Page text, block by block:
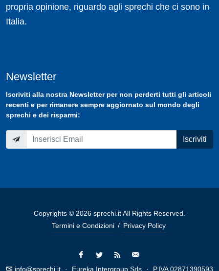
propria opinione, riguardo agli sprechi che ci sono in
Italia.
Newsletter
Iscriviti alla nostra Newsletterper non perderti tutti gli articoli
recenti e per rimanere sempre aggiornato sul mondo degli
sprechi e dei risparmi:
Iscriviti
Copyrights © 2026 sprechi.it All Rights Reserved.
Termini e Condizioni / Privacy Policy
info@sprechi.it · Eureka Intergroup Srls · P.IVA 02871390593